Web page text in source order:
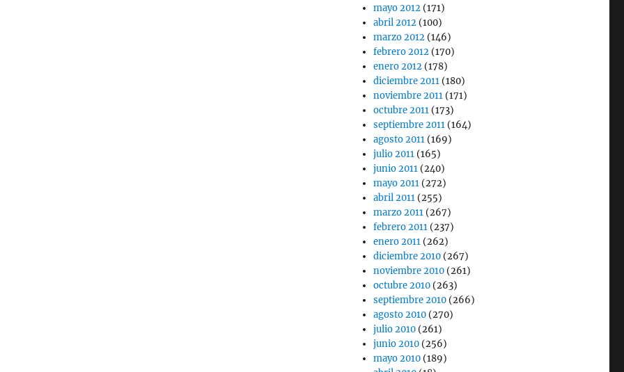
mayo 2012 (171)
abril 2012 (100)
marzo 2012 (146)
febrero 2012 (170)
enero 2012 (178)
diciembre 2011 (180)
noviembre 2011 (171)
octubre 2011 (173)
septiembre 2011 (164)
agosto 2011 (169)
julio 2011 (165)
junio 2011 (240)
mayo 2011 (272)
abril 2011 (255)
marzo 2011 (267)
febrero 2011 (237)
enero 2011 (262)
diciembre 2010 (267)
noviembre 2010 (261)
octubre 2010 (263)
septiembre 2010 (266)
agosto 2010 (270)
julio 2010 (261)
junio 2010 (256)
mayo 2010 (189)